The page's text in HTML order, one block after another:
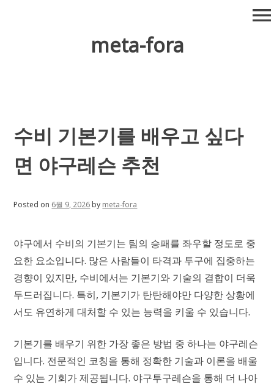
meta-fora
menu
수비 기본기를 배우고 싶다
면 야구레슨 추천
Posted on 6월 9, 2026by meta-fora
야구에서 수비의 기본기는 팀의 승패를 좌우할 정도로 중
요한 요소입니다. 많은 사람들이 타격과 투구에 집중하는
경향이 있지만, 수비에서는 기본기와 기술의 결합이 더욱
두드러집니다. 특히, 기본기가 탄탄해야만 다양한 상황에
서도 유연하게 대처할 수 있는 능력을 키울 수 있습니다.
기본기를 배우기 위한 가장 좋은 방법 중 하나는 야구레슨
입니다. 전문적인 코칭을 통해 정확한 기술과 이론을 배울
수 있는 기회가 제공됩니다. 야구투구레슨을 통해 더 나아